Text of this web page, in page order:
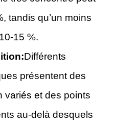
tandis qu’un moins
15 %.
Différents
présentent des
variés et des points
au-delà desquels